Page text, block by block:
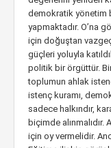
demokratik yönetim
yapmaktadır. O’na
için doğuştan
güçleri yoluyla
politik bir örgüttür.
toplumun ahlak
istenç kuramı,
sadece halkındır,
biçimde
için oy vermelidir.